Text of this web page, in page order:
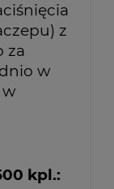
z
za
w
kpl.: